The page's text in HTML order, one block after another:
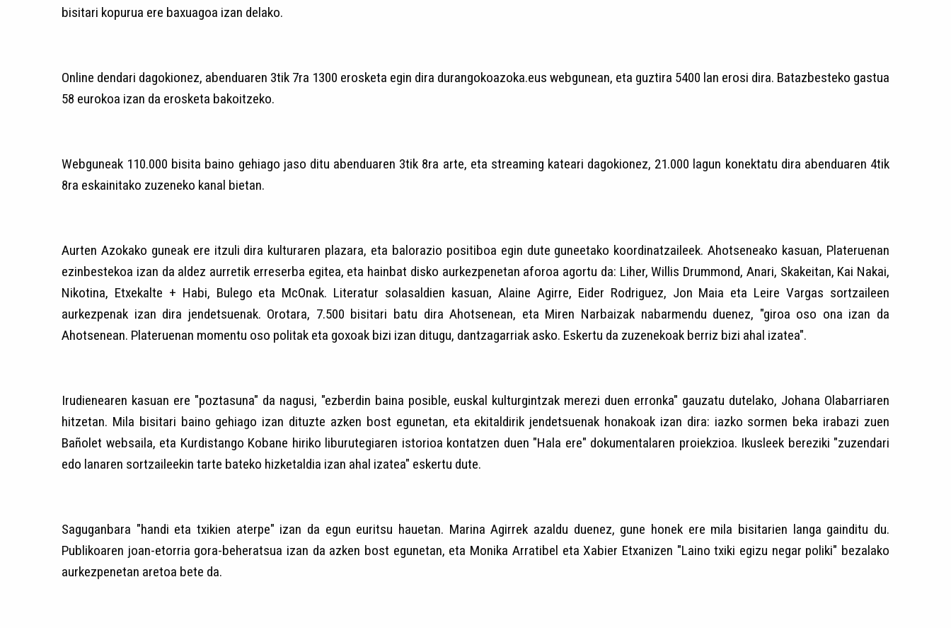
bisitari kopurua ere baxuagoa izan delako.
Online dendari dagokionez, abenduaren 3tik 7ra 1300 erosketa egin dira durangokoazoka.eus webgunean, eta guztira 5400 lan erosi dira. Batazbesteko gastua
58 eurokoa izan da erosketa bakoitzeko.
Webguneak 110.000 bisita baino gehiago jaso ditu abenduaren 3tik 8ra arte, eta streaming kateari dagokionez, 21.000 lagun konektatu dira abenduaren 4tik
8ra eskainitako zuzeneko kanal bietan.
Aurten Azokako guneak ere itzuli dira kulturaren plazara, eta balorazio positiboa egin dute guneetako koordinatzaileek. Ahotseneako kasuan, Plateruenan
ezinbestekoa izan da aldez aurretik erreserba egitea, eta hainbat disko aurkezpenetan aforoa agortu da: Liher, Willis Drummond, Anari, Skakeitan, Kai Nakai,
Nikotina, Etxekalte + Habi, Bulego eta McOnak. Literatur solasaldien kasuan, Alaine Agirre, Eider Rodriguez, Jon Maia eta Leire Vargas sortzaileen
aurkezpenak izan dira jendetsuenak. Orotara, 7.500 bisitari batu dira Ahotsenean, eta Miren Narbaizak nabarmendu duenez, "giroa oso ona izan da
Ahotsenean. Plateruenan momentu oso politak eta goxoak bizi izan ditugu, dantzagarriak asko. Eskertu da zuzenekoak berriz bizi ahal izatea".
Irudienearen kasuan ere "poztasuna" da nagusi, "ezberdin baina posible, euskal kulturgintzak merezi duen erronka" gauzatu dutelako, Johana Olabarriaren
hitzetan. Mila bisitari baino gehiago izan dituzte azken bost egunetan, eta ekitaldirik jendetsuenak honakoak izan dira: iazko sormen beka irabazi zuen
Bañolet websaila, eta Kurdistango Kobane hiriko liburutegiaren istorioa kontatzen duen "Hala ere" dokumentalaren proiekzioa. Ikusleek bereziki "zuzendari
edo lanaren sortzaileekin tarte bateko hizketaldia izan ahal izatea" eskertu dute.
Saguganbara "handi eta txikien aterpe" izan da egun euritsu hauetan. Marina Agirrek azaldu duenez, gune honek ere mila bisitarien langa gainditu du.
Publikoaren joan-etorria gora-beheratsua izan da azken bost egunetan, eta Monika Arratibel eta Xabier Etxanizen "Laino txiki egizu negar poliki" bezalako
aurkezpenetan aretoa bete da.